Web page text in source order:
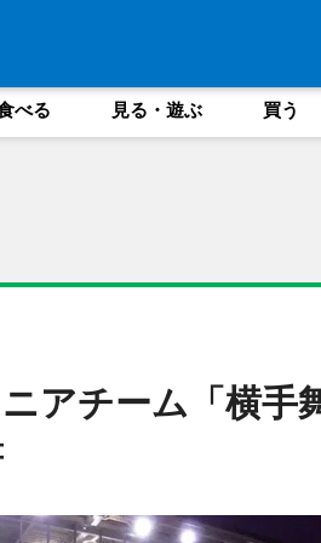
べる 見る・遊ぶ 買う
アチーム「横手